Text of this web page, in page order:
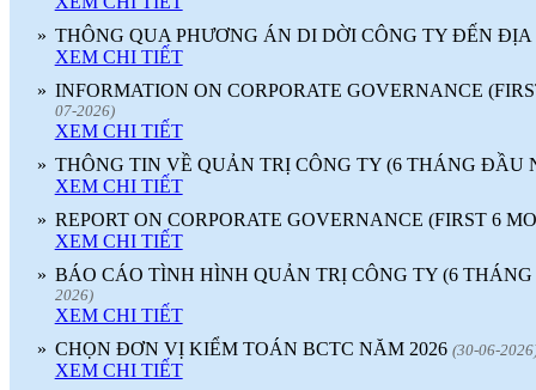
NGƯỜI LAO ĐỘNG
GẠCH MEN THANH THANH TỔ
CHỨC THÀNH CÔNG ĐHĐCĐ
THƯỜNG NIÊN NĂM 2018 (2018-05-21)
GẠCH MEN THANH THANH TỔ
CHỨC HỘI NGHỊ TỔNG KẾT
TÌNH HÌNH SXKD NĂM 2017 VÀ
TRIỂN KHAI HOẠT ĐỘNG SXKD
NĂM 2018 (2018-01-17
CÔNG ĐOÀN CÔNG TY GẠCH
MEN THANH THANH TỔ CHỨC
THÀNH CÔNG ĐẠI HỘI NHIỆM
KỲ XV (2017 - 2022) (
)
GẠCH MEN THANH THANH TỔ
CHỨC HỘI THAO MỪNG NGÀY
CÁCH MẠNG THÁNG 8 VÀ
QUỐC KHÁNH 2/9.
» THÔNG QUA PHƯƠNG ÁN DI DỜI CÔNG TY ĐẾN
XEM CHI TIẾT
» INFORMATION ON CORPORATE GOVERNANCE
07-2026)
XEM CHI TIẾT
» THÔNG TIN VỀ QUẢN TRỊ CÔNG TY (6 THÁNG ĐẦU
XEM CHI TIẾT
» REPORT ON CORPORATE GOVERNANCE (FIRST 6
XEM CHI TIẾT
» BÁO CÁO TÌNH HÌNH QUẢN TRỊ CÔNG TY (6
2026)
XEM CHI TIẾT
» CHỌN ĐƠN VỊ KIỂM TOÁN BCTC NĂM 2026 (30-06-
XEM CHI TIẾT